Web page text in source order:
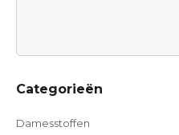
Categorieën
Damesstoffen